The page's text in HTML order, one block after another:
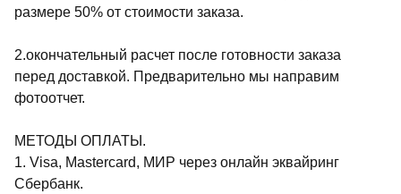
размере 50% от стоимости заказа.
2.окончательный расчет после готовности заказа
перед доставкой. Предварительно мы направим
фотоотчет.
МЕТОДЫ ОПЛАТЫ.
1. Visa, Mastercard, МИР через онлайн эквайринг
Сбербанк.